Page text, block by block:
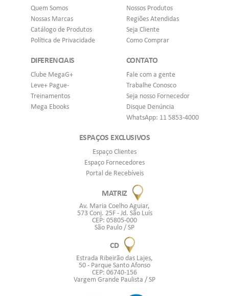
Quem Somos
Nossas Marcas
Catálogo de Produtos
Política de Privacidade
Nossos Produtos
Regiões Atendidas
Seja Cliente
Como Comprar
DIFERENCIAIS
Clube MegaG+
Leve+ Pague-
Treinamentos
Mega Ebooks
CONTATO
Fale com a gente
Trabalhe Conosco
Seja nosso Fornecedor
Disque Denúncia
WhatsApp: 11 5853-4000
ESPAÇOS EXCLUSIVOS
Espaço Clientes
Espaço Fornecedores
Portal de Recebíveis
MATRIZ
Av. Maria Coelho Aguiar,
573 Conj. 25F - Jd. São Luís
CEP: 05805-000
São Paulo / SP
CD
Estrada Ribeirão das Lajes,
50 - Parque Santo Afonso
CEP: 06740-156
Vargem Grande Paulista / SP